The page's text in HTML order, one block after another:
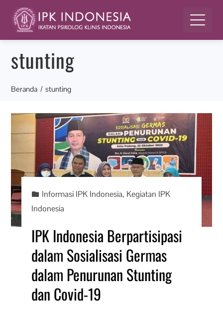
stunting
Beranda stunting
Informasi IPK Indonesia, Kegiatan IPK
Indonesia
IPK Indonesia Berpartisipasi
dalam Sosialisasi Germas
dalam Penurunan Stunting
dan Covid-19